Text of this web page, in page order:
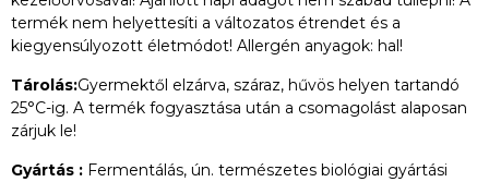
termék nem helyettesíti a változatos étrendet és a
kiegyensúlyozott életmódot! Allergén anyagok: hal!
Tárolás:Gyermektől elzárva, száraz, hűvös helyen tartandó
25°C-ig. A termék fogyasztása után a csomagolást alaposan
zárjuk le!
Gyártás : Fermentálás, ún. természetes biológiai gyártási